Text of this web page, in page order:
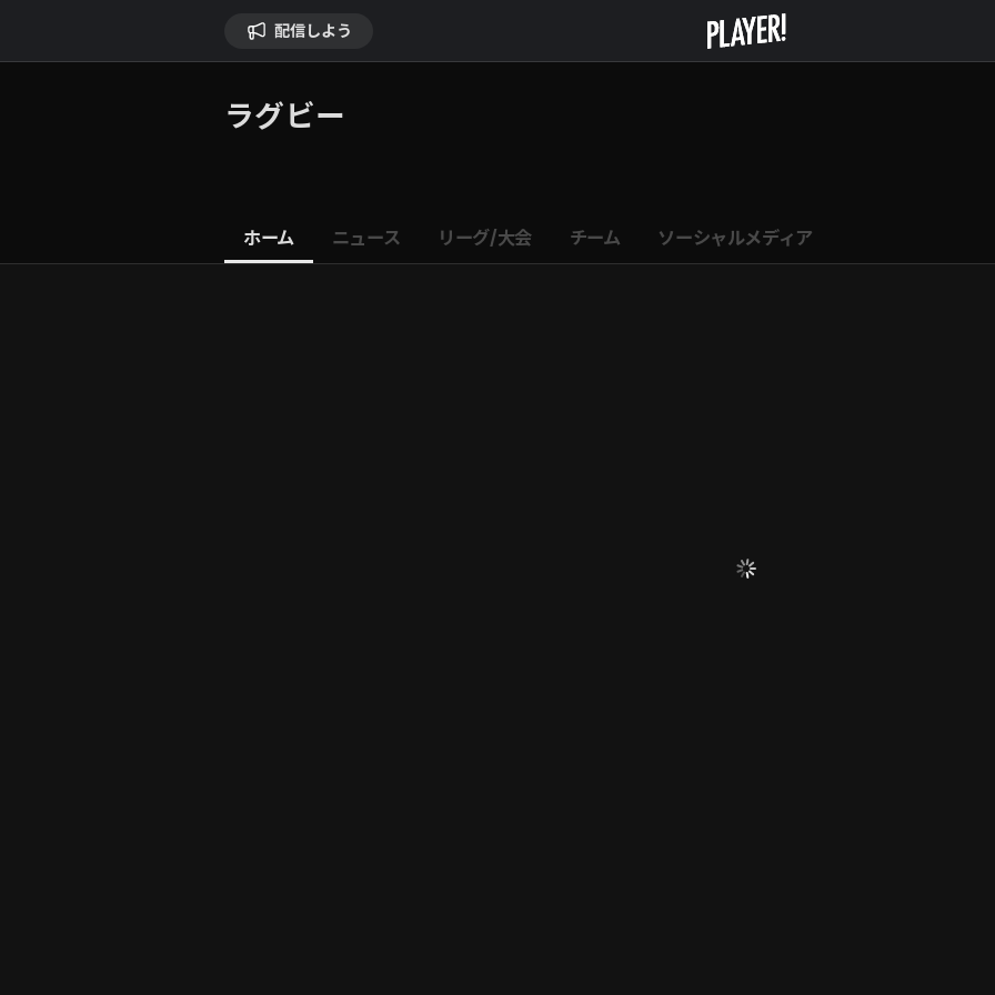
配信しよう
ラグビー
ホーム ニュース リーグ/大会 チーム ソーシャルメディア